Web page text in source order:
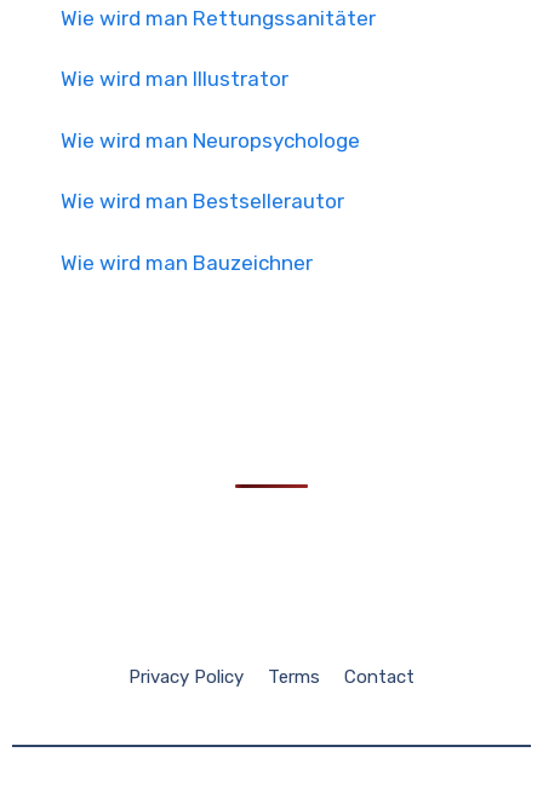
Wie wird man Rettungssanitäter
Wie wird man Illustrator
Wie wird man Neuropsychologe
Wie wird man Bestsellerautor
Wie wird man Bauzeichner
Privacy Policy Terms Contact